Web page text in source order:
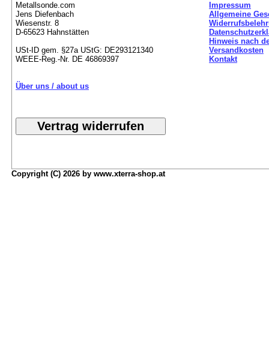
Metallsonde.com
Jens Diefenbach
Wiesenstr. 8
D-65623 Hahnstätten
USt-ID gem. §27a UStG: DE293121340
WEEE-Reg.-Nr. DE 46869397
Über uns / about us
Impressum
Allgemeine
Hinweis nach
Versandkosten
Kontakt
Copyright (C) 2026 by www.xterra-shop.at